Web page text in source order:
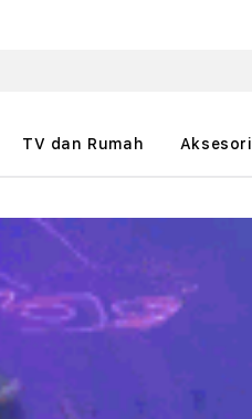
TV dan Rumah Aksesori